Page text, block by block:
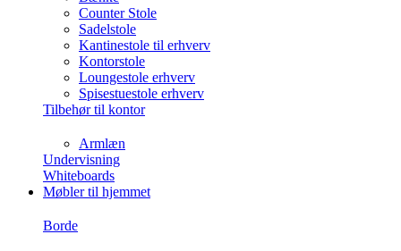
Counter Stole
Sadelstole
Kantinestole til erhverv
Kontorstole
Loungestole erhverv
Spisestuestole erhverv
Tilbehør til kontor
Armlæn
Undervisning
Whiteboards
Møbler til hjemmet
Borde